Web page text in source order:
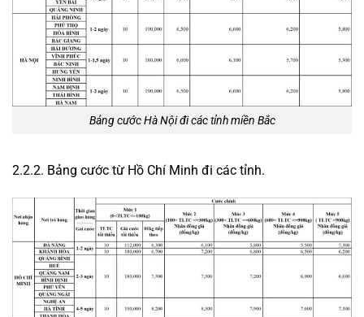
Bảng cước Hà Nội đi các tỉnh miền Bắc
2.2.2. Bảng cước từ Hồ Chí Minh đi các tỉnh.